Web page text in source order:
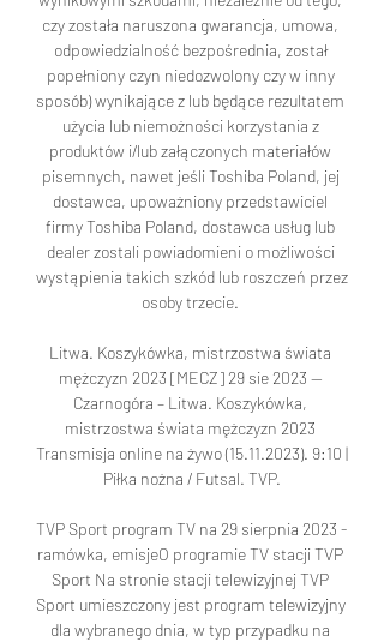
czy została naruszona gwarancja, umowa,
odpowiedzialność bezpośrednia, został
popełniony czyn niedozwolony czy w inny
sposób) wynikające z lub będące rezultatem
użycia lub niemożności korzystania z
produktów i/lub załączonych materiałów
pisemnych, nawet jeśli Toshiba Poland, jej
dostawca, upoważniony przedstawiciel
firmy Toshiba Poland, dostawca usług lub
dealer zostali powiadomieni o możliwości
wystąpienia takich szkód lub roszczeń przez
osoby trzecie.
Litwa. Koszykówka, mistrzostwa świata
mężczyzn 2023 [MECZ] 29 sie 2023 —
Czarnogóra – Litwa. Koszykówka,
mistrzostwa świata mężczyzn 2023
Transmisja online na żywo (15.11.2023). 9:10 |
Piłka nożna / Futsal. TVP.
TVP Sport program TV na 29 sierpnia 2023 -
ramówka, emisjeO programie TV stacji TVP
Sport Na stronie stacji telewizyjnej TVP
Sport umieszczony jest program telewizyjny
dla wybranego dnia, w typ przypadku na